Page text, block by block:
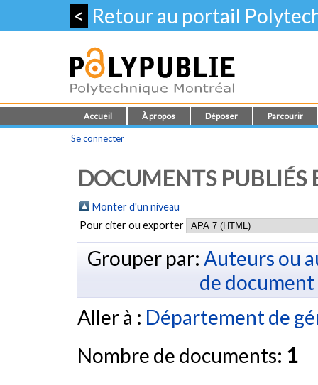
< Retour au portail
Accueil À propos Déposer Parcourir
Se connecter
DOCUMENTS PUBLIÉS
Monter d'un niveau
Pour citer ou exporter
Grouper par: Auteurs ou
de document
Aller à : Département de
Nombre de documents: 1